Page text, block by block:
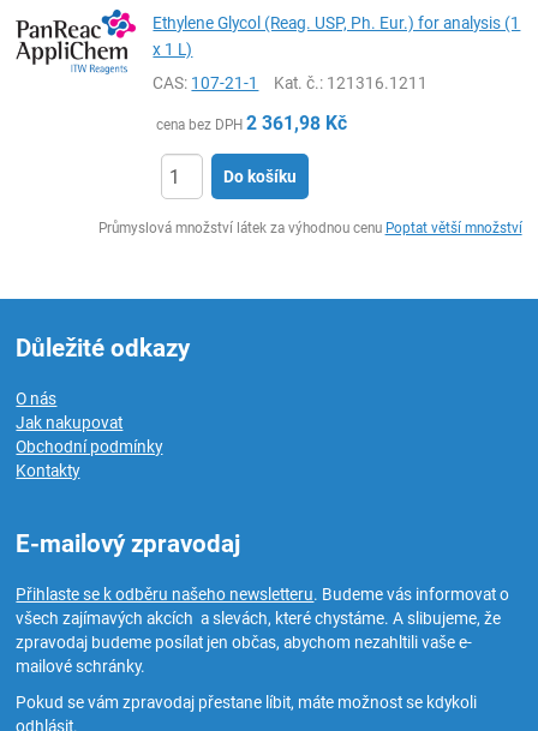
Ethylene Glycol (Reag. USP, Ph. Eur.) for analysis (1
x 1 L)
CAS: 107-21-1 Kat. č.: 121316.1211
cena bez DPH 2 361,98 Kč
Do košíku
Průmyslová množství látek za výhodnou cenu Poptat větší množství
Důležité odkazy
O nás
Jak nakupovat
Obchodní podmínky
Kontakty
E-mailový zpravodaj
Přihlaste se k odběru našeho newsletteru. Budeme vás informovat o
všech zajímavých akcích a slevách, které chystáme. A slibujeme, že
zpravodaj budeme posílat jen občas, abychom nezahltili vaše e-
mailové schránky.
Pokud se vám zpravodaj přestane líbit, máte možnost se kdykoli
odhlásit.